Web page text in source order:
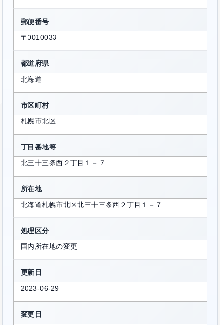
郵便番号
〒0010033
都道府県
北海道
市区町村
札幌市北区
丁目番地等
北三十三条西２丁目１－７
所在地
北海道札幌市北区北三十三条西２丁目１－７
処理区分
国内所在地の変更
更新日
2023-06-29
変更日